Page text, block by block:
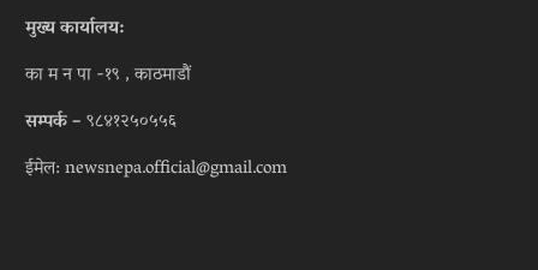
मुख्य कार्यालय:
का म न पा -१९ , काठमाडौं
सम्पर्क –९८४१२५०५५६
ईमेल: newsnepa.official@gmail.com